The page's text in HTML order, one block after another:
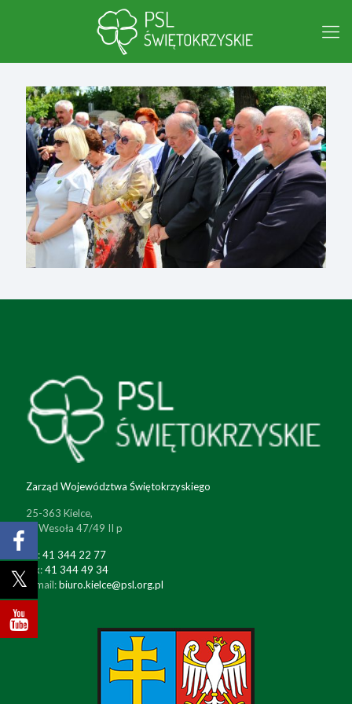
Zarząd Województwa Świętokrzyskiego
25-363 Kielce,
ul. Wesoła 47/49 II p
tel:41 344 22 77
fax:41 344 49 34
e-mail:biuro.kielce@psl.org.pl